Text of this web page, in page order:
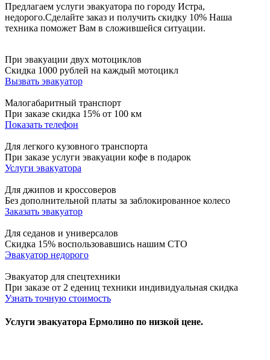
Предлагаем услуги эвакуатора по городу Истра,
недорого.Сделайте заказ и получить скидку 10% Наша
техника поможет Вам в сложившейся ситуации.
При эвакуации двух мотоциклов
Скидка 1000 рублей на каждый мотоцикл
Вызвать эвакуатор
Малогабаритный транспорт
При заказе скидка 15% от 100 км
Показать телефон
Для легкого кузовного транспорта
При заказе услуги эвакуации кофе в подарок
Услуги эвакуатора
Для джипов и кроссоверов
Без дополнительной платы за заблокированное колесо
Заказать эвакуатор
Для седанов и универсалов
Скидка 15% воспользовавшись нашим СТО
Эвакуатор недорого
Эвакуатор для спецтехники
При заказе от 2 едениц техники индивидуальная скидка
Узнать точную стоимость
Услуги эвакуатора Ермолино по низкой цене.